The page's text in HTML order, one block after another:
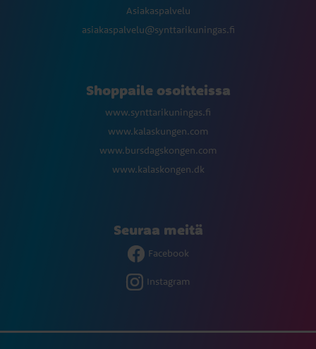
Asiakaspalvelu
asiakaspalvelu@synttarikuningas.fi
Shoppaile osoitteissa
www.synttarikuningas.fi
www.kalaskungen.com
www.bursdagskongen.com
www.kalaskongen.dk
Seuraa meitä
Facebook
Instagram